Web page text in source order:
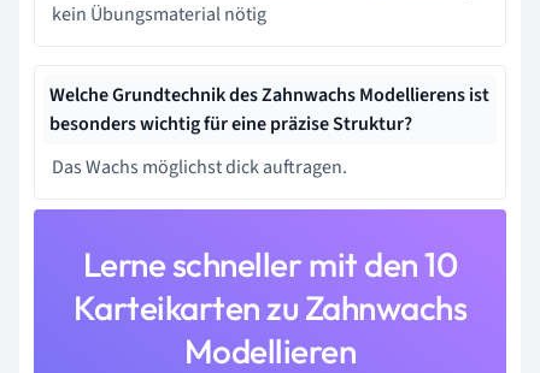
kein Übungsmaterial nötig
Welche Grundtechnik des Zahnwachs Modellierens ist
besonders wichtig für eine präzise Struktur?
Das Wachs möglichst dick auftragen.
Lerne schneller mit den 10
Karteikarten zu Zahnwachs
Modellieren